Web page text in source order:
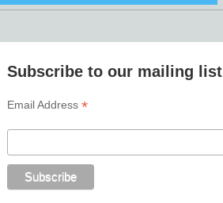
Subscribe to our mailing list
Email Address*